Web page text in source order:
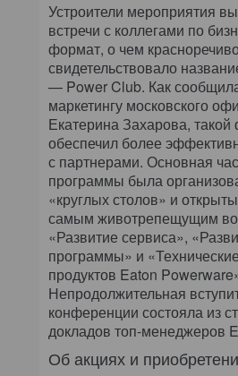
Устроители мероприятия
встречи с коллегами по
формат, о чем
свидетельствовало
— Power Club. Как
маркетингу московского
Екатерина Захарова,
обеспечил более
с партнерами. Основная
программы была
«круглых столов» и
самым животрепещущим
«Развитие сервиса»,
программы» и
продуктов Eaton
Непродолжительная
конференции состояла из
докладов топ-менеджеров
Об акциях и